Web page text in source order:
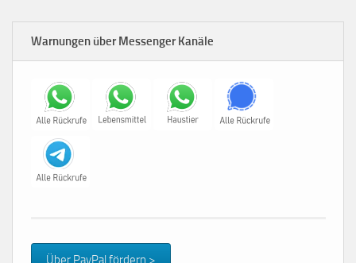
Warnungen über Messenger Kanäle
Über PayPal fördern >